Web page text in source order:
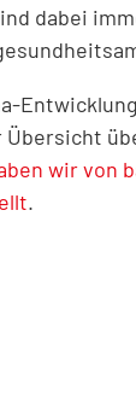
dabei
wir von
.